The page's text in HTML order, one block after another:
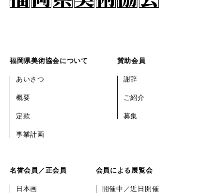
福岡県美術協会について
あいさつ
概要
定款
事業計画
賛助会員
謝辞
ご紹介
募集
名誉会員／正会員
日本画
会員による展覧会
開催中／近日開催